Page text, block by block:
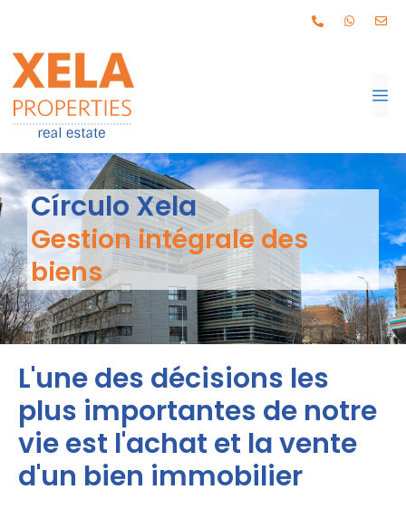
Círculo Xela
Gestion intégrale des
biens
L'une des décisions les
plus importantes de notre
vie est l'achat et la vente
d'un bien immobilier